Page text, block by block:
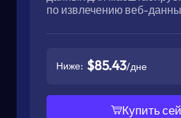
по извлечению веб-
Ниже: $85.43/дне
Купить